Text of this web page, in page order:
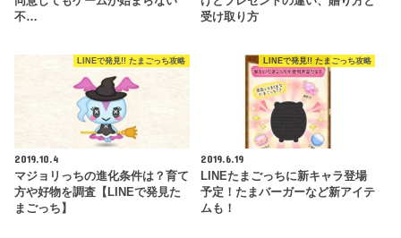
不…
受け取り方
LINEで発見!! たまごっち攻略
2019.10.4
マジョリっちの進化条件は？育て
方や好物を調査【LINEで発見た
まごっち】
LINEで発見!! たまごっち攻略
2019.6.19
LINEたまごっちに新キャラ登場
予定！たまバーガーなど新アイテ
ムも！